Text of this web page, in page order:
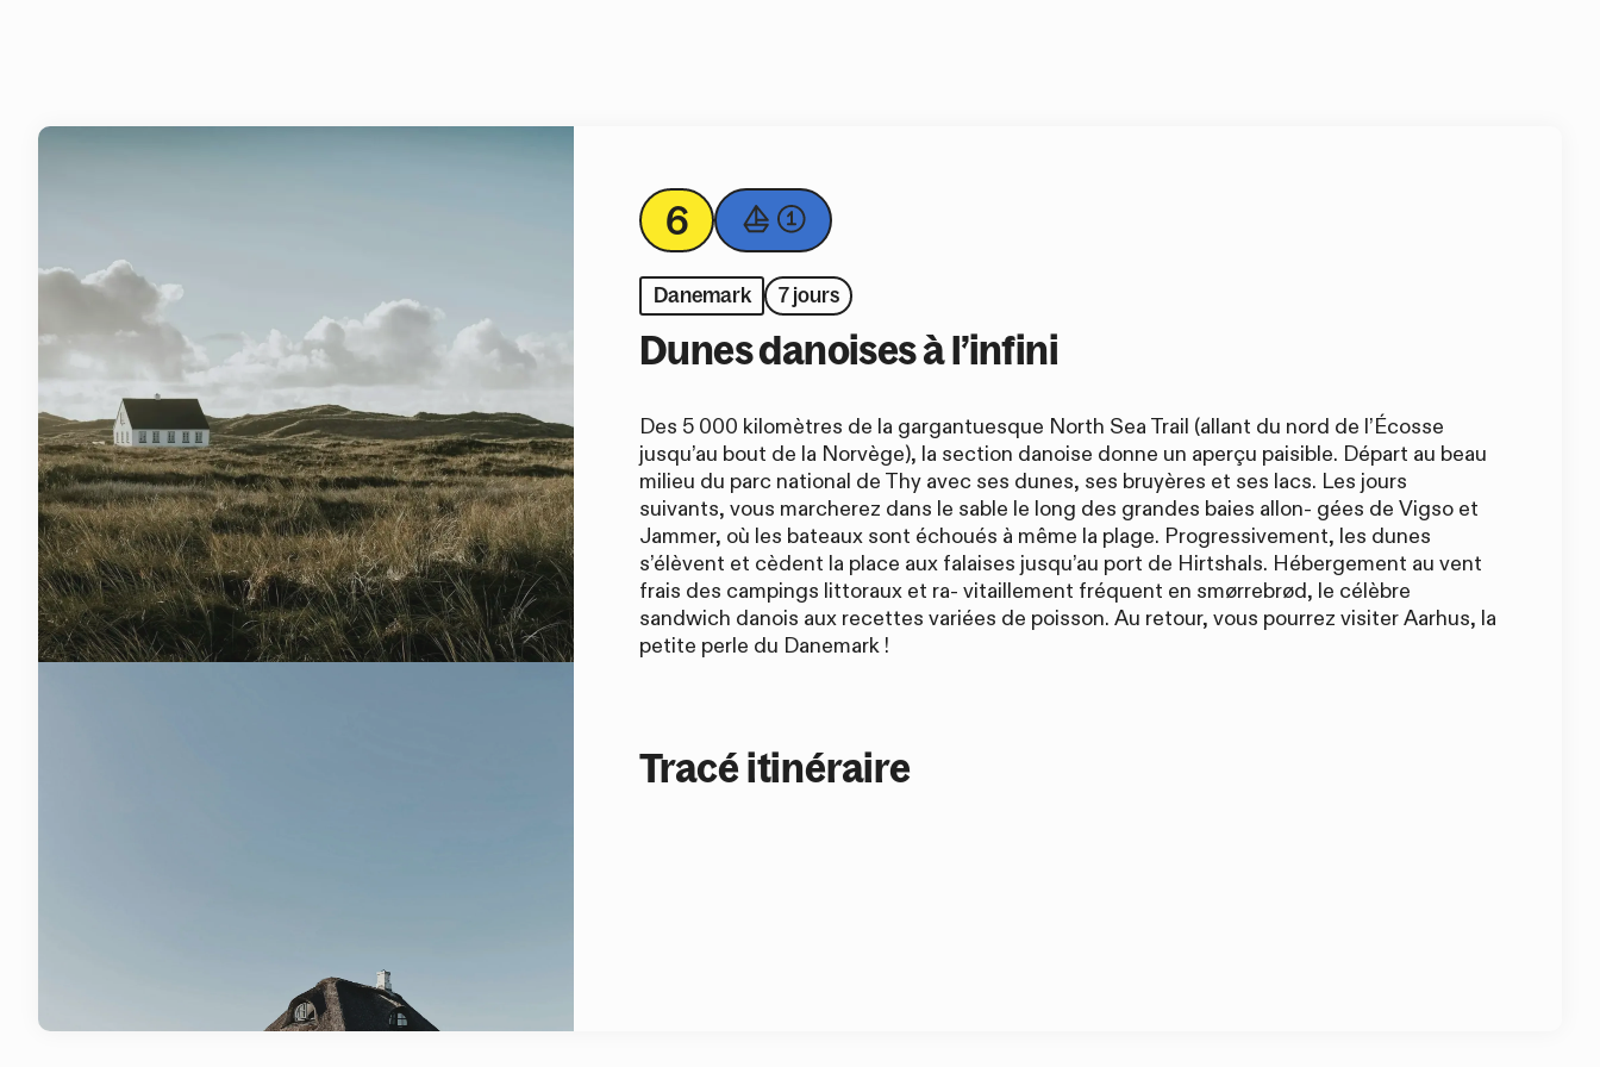
6
Danemark 7 jours
Dunes danoises à l’infini
Des 5 000 kilomètres de la gargantuesque North Sea Trail (allant du nord de l’Écosse
jusqu’au bout de la Norvège), la section danoise donne un aperçu paisible. Départ au beau
milieu du parc national de Thy avec ses dunes, ses bruyères et ses lacs. Les jours
suivants, vous marcherez dans le sable le long des grandes baies allon- gées de Vigso et
Jammer, où les bateaux sont échoués à même la plage. Progressivement, les dunes
s’élèvent et cèdent la place aux falaises jusqu’au port de Hirtshals. Hébergement au vent
frais des campings littoraux et ra- vitaillement fréquent en smørrebrød, le célèbre
sandwich danois aux recettes variées de poisson. Au retour, vous pourrez visiter Aarhus, la
petite perle du Danemark !
Tracé itinéraire
Collaboration Sloé X Recto Verso
Cet été, on glisse
un cadeau dans
votre colis 📦
Pour chaque achat de coffret, on vous offre un
Savon 5-en-1 Sloéultra light et biodégradable,
Je découvre mon cadeau 👉